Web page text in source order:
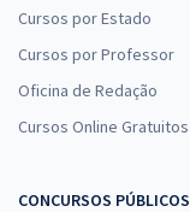
Cursos por Estado
Cursos por Professor
Oficina de Redação
Cursos Online Gratuitos
CONCURSOS PÚBLICOS